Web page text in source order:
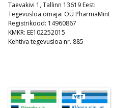
Taevakivi 1, Tallinn 13619 Eesti
Tegevusloa omaja: OÜ PharmaMint
Registrikood: 14960867
KMKR: EE102252015
Kehtiva tegevusloa nr. 885